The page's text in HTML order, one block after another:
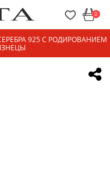
0
925 С РОДИРОВАНИЕМ